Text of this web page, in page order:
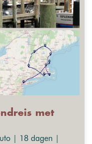
met
| 18 dagen |